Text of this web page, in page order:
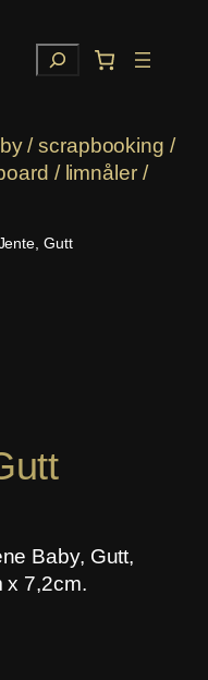
Søk
/ scrapbooking /
/ limnåler /
Gutt
Baby, Gutt,
x 7,2cm.